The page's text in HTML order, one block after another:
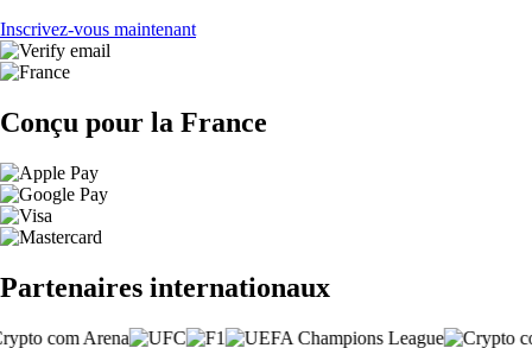
Inscrivez-vous maintenant
Conçu pour la France
Partenaires internationaux